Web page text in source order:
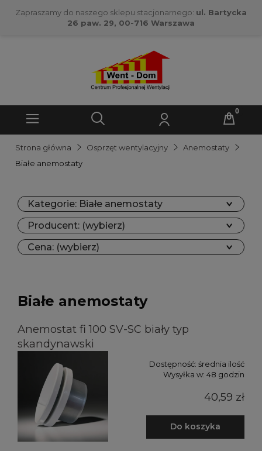
Zapraszamy do naszego sklepu stacjonarnego: ul. Bartycka
26 paw. 29, 00-716 Warszawa
Strona główna Osprzęt wentylacyjny
Anemostaty
Białe anemostaty
Kategorie: Białe anemostaty
Producent: (wybierz)
Cena: (wybierz)
Białe anemostaty
Anemostat fi 100 SV-SC biały typ
skandynawski
Dostępność: średnia ilość
Wysyłka w: 48 godzin
40,59 zł
Do koszyka